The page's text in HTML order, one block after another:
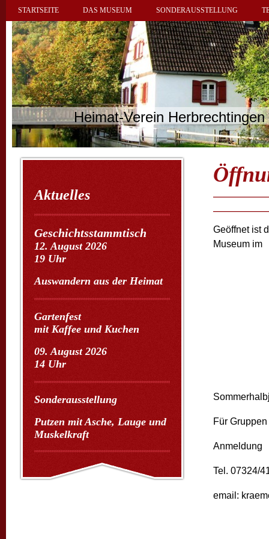
STARTSEITE DAS MUSEUM SONDERAUSSTELLUNG
Heimat-Verein Herbrechtingen
Aktuelles
Geschichtsstammtisch
12. August 2026
19 Uhr
Auswandern aus der Heimat
Gartenfest
mit Kaffee und Kuchen
09. August 2026
14 Uhr
Sonderausstellung
Putzen mit Asche, Lauge und
Muskelkraft
Geöffnet ist
Museum im
Für
Anmeldung
Tel. 07324/
email: